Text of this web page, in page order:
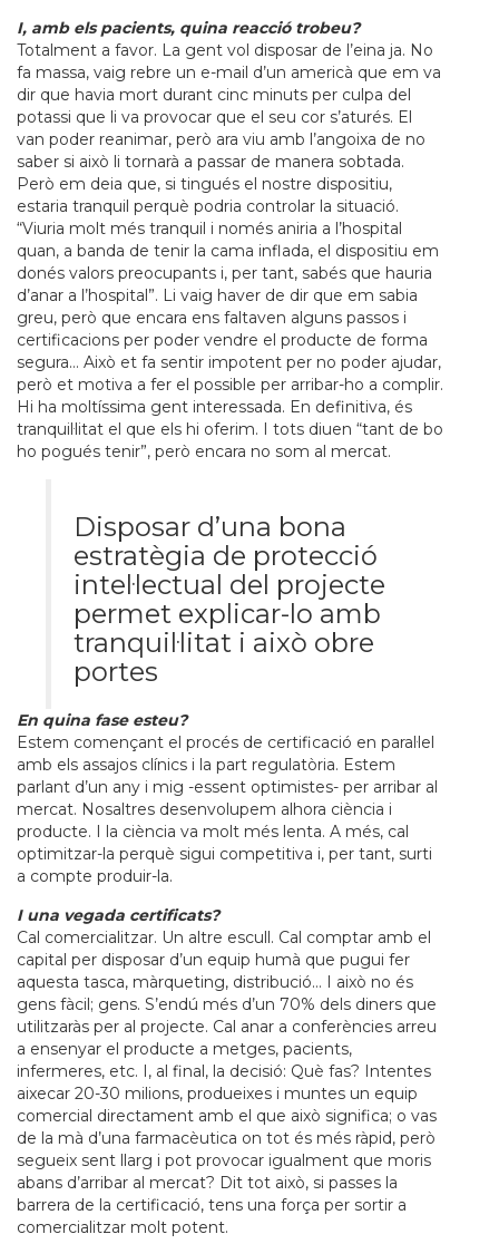
I, amb els pacients, quina reacció trobeu?
Totalment a favor. La gent vol disposar de l’eina ja. No
fa massa, vaig rebre un e-mail d’un americà que em va
dir que havia mort durant cinc minuts per culpa del
potassi que li va provocar que el seu cor s’aturés. El
van poder reanimar, però ara viu amb l’angoixa de no
saber si això li tornarà a passar de manera sobtada.
Però em deia que, si tingués el nostre dispositiu,
estaria tranquil perquè podria controlar la situació.
“Viuria molt més tranquil i només aniria a l’hospital
quan, a banda de tenir la cama inflada, el dispositiu em
donés valors preocupants i, per tant, sabés que hauria
d’anar a l’hospital”. Li vaig haver de dir que em sabia
greu, però que encara ens faltaven alguns passos i
certificacions per poder vendre el producte de forma
segura… Això et fa sentir impotent per no poder ajudar,
però et motiva a fer el possible per arribar-ho a complir.
Hi ha moltíssima gent interessada. En definitiva, és
tranquil·litat el que els hi oferim. I tots diuen “tant de bo
ho pogués tenir”, però encara no som al mercat.
Disposar d’una bona
estratègia de protecció
intel·lectual del projecte
permet explicar-lo amb
tranquil·litat i això obre
portes
En quina fase esteu?
Estem començant el procés de certificació en paral·lel
amb els assajos clínics i la part regulatòria. Estem
parlant d’un any i mig -essent optimistes- per arribar al
mercat. Nosaltres desenvolupem alhora ciència i
producte. I la ciència va molt més lenta. A més, cal
optimitzar-la perquè sigui competitiva i, per tant, surti
a compte produir-la.
I una vegada certificats?
Cal comercialitzar. Un altre escull. Cal comptar amb el
capital per disposar d’un equip humà que pugui fer
aquesta tasca, màrqueting, distribució… I això no és
gens fàcil; gens. S’endú més d’un 70% dels diners que
utilitzaràs per al projecte. Cal anar a conferències arreu
a ensenyar el producte a metges, pacients,
infermeres, etc. I, al final, la decisió: Què fas? Intentes
aixecar 20-30 milions, produeixes i muntes un equip
comercial directament amb el que això significa; o vas
de la mà d’una farmacèutica on tot és més ràpid, però
segueix sent llarg i pot provocar igualment que moris
abans d’arribar al mercat? Dit tot això, si passes la
barrera de la certificació, tens una força per sortir a
comercialitzar molt potent.